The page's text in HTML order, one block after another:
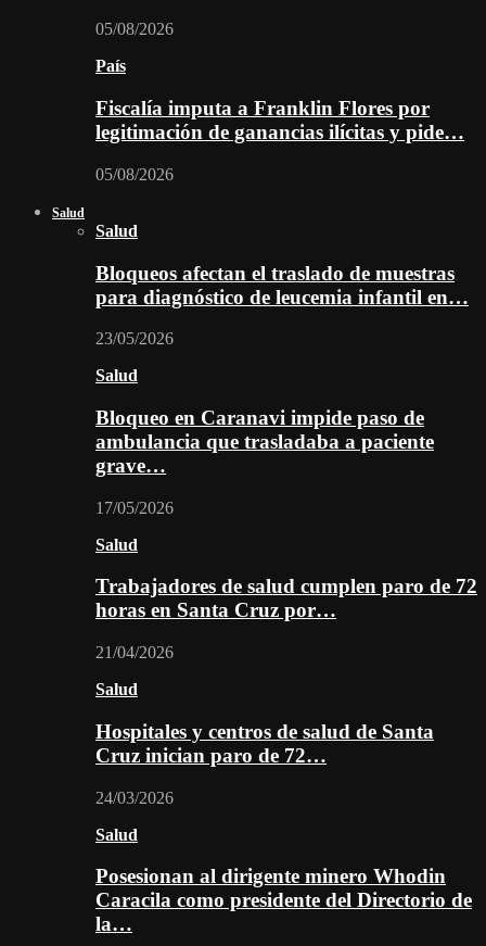
05/08/2026
País
Fiscalía imputa a Franklin Flores por
legitimación de ganancias ilícitas y pide…
05/08/2026
Salud
Salud
Bloqueos afectan el traslado de muestras
para diagnóstico de leucemia infantil en…
23/05/2026
Salud
Bloqueo en Caranavi impide paso de
ambulancia que trasladaba a paciente
grave…
17/05/2026
Salud
Trabajadores de salud cumplen paro de 72
horas en Santa Cruz por…
21/04/2026
Salud
Hospitales y centros de salud de Santa
Cruz inician paro de 72…
24/03/2026
Salud
Posesionan al dirigente minero Whodin
Caracila como presidente del Directorio de
la…